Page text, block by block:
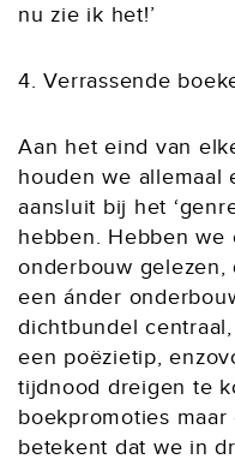
nu zie ik het!’
4. Verrassende
Aan het eind van
houden we allemaal
aansluit bij het
hebben. Hebben
onderbouw gelezen,
een ánder
dichtbundel
een poëzietip,
tijdnood dreigen te
boekpromoties
betekent dat we in